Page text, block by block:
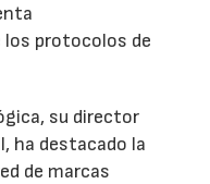
protocolos de
su director
ha destacado la
de marcas